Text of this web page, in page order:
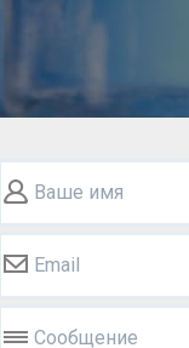
Ваше имя
Email
Сообщение